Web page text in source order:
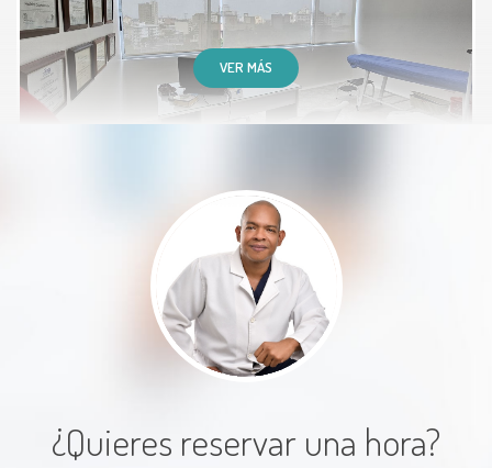
muy claro con la información que
suministra su enfoque es general
para mejorar las deficiencias en el
cuerpo
Paciente
VER MÁS
¿Quieres reservar una hora?